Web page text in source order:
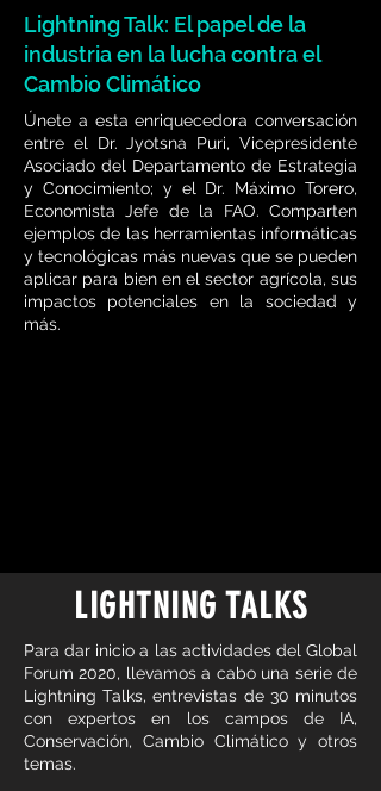
Lightning Talk: El papel de la
industria en la lucha contra el
Cambio Climático
Únete a esta enriquecedora conversación
entre el Dr. Jyotsna Puri, Vicepresidente
Asociado del Departamento de Estrategia
y Conocimiento; y el Dr. Máximo Torero,
Economista Jefe de la FAO. Comparten
ejemplos de las herramientas informáticas
y tecnológicas más nuevas que se pueden
aplicar para bien en el sector agrícola, sus
impactos potenciales en la sociedad y
más.
LIGHTNING TALKS
Para dar inicio a las actividades del Global
Forum 2020, llevamos a cabo una serie de
Lightning Talks, entrevistas de 30 minutos
con expertos en los campos de IA,
Conservación, Cambio Climático y otros
temas.